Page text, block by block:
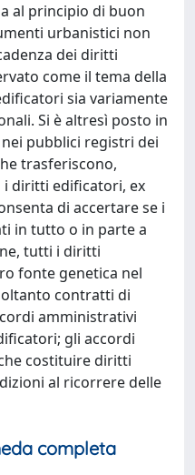
al principio di buon
urbanistici non
dei diritti
come il tema della
sia variamente
Si è altresì posto in
pubblici registri dei
trasferiscono,
diritti edificatori, ex
di accertare se i
in tutto o in parte a
tutti i diritti
fonte genetica nel
contratti di
amministrativi
gli accordi
costituire diritti
al ricorrere delle
completa